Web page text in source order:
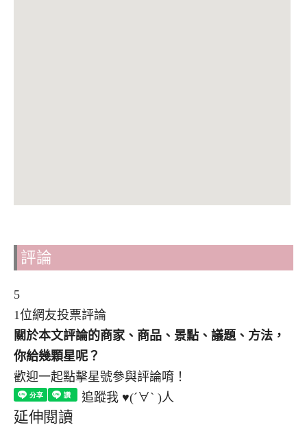
評論
5
1位網友投票評論
關於本文評論的商家、商品、景點、議題、方法，
你給幾顆星呢？
歡迎一起點擊星號參與評論唷！
追蹤我 ♥(´∀` )人
延伸閱讀